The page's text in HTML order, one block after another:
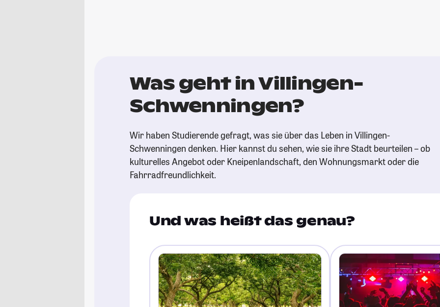
Was geht in Villingen-
Schwenningen?
Wir haben Studierende gefragt, was sie über das Leben in Villingen-
Schwenningen denken. Hier kannst du sehen, wie sie ihre Stadt beurteilen – ob
kulturelles Angebot oder Kneipenlandschaft, den Wohnungsmarkt oder die
Fahrradfreundlichkeit.
Und was heißt das genau?